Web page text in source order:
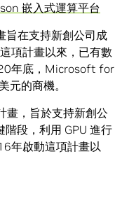
嵌入式運算平台
在支持新創公司成
項計畫以來，已有數
年底，Microsoft for
元的商機。
畫，旨於支持新創公
段，利用 GPU 進行
年啟動這項計畫以